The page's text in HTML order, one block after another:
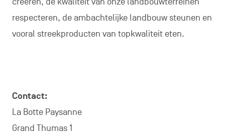
respecteren, de ambachtelijke landbouw steunen en
vooral streekproducten van topkwaliteit eten.
Contact:
La Botte Paysanne
Grand Thumas 1